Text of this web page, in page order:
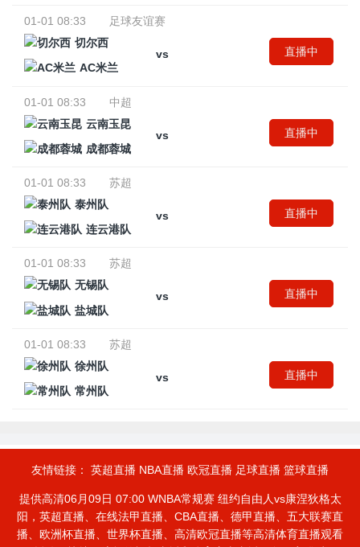
01-01 08:33
足球友谊赛
切尔西
vs
AC米兰
直播中
01-01 08:33
中超
云南玉昆
vs
成都蓉城
直播中
01-01 08:33
苏超
泰州队
vs
连云港队
直播中
01-01 08:33
苏超
无锡队
vs
盐城队
直播中
01-01 08:33
苏超
徐州队
vs
常州队
直播中
友情链接： 英超直播 NBA直播 欧冠直播 足球直播 篮球直播
提供高清06月09日 07:00 WNBA常规赛 纽约自由人vs康涅狄格太
阳，英超直播、在线法甲直播、CBA直播、德甲直播、五大联赛直
播、欧洲杯直播、世界杯直播、高清欧冠直播等高清体育直播观看